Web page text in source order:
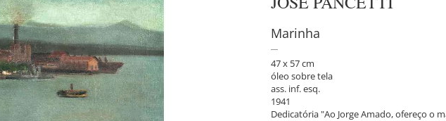
Marinha
47 x 57 cm
óleo sobre tela
ass. inf. esq.
1941
Dedicatória "Ao Jorge Amado, ofereço o